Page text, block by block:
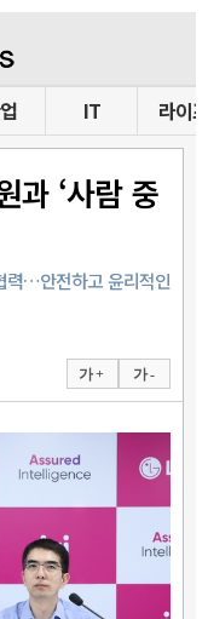
IT 라이프
과 ‘사람 중
력…안전하고 윤리적인
가 + 가 -